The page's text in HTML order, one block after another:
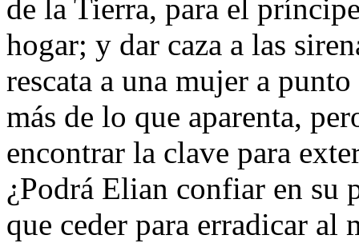
de la Tierra, para el
hogar; y dar caza a las
rescata a una mujer a
más de lo que aparenta,
encontrar la clave para
¿Podrá Elian confiar en su
que ceder para erradicar al